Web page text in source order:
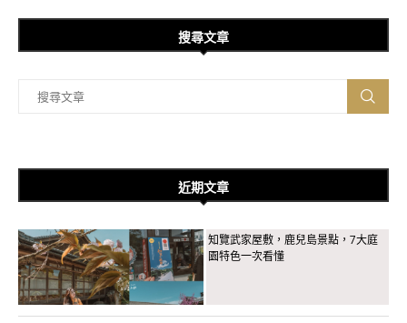
搜尋文章
近期文章
知覽武家屋敷，鹿兒島景點，7大庭
園特色一次看懂